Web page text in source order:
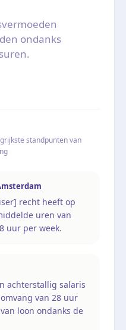
ondanks
standpunten van
recht heeft op
uren van
uur per week.
achterstallig salaris
van 28 uur
loon ondanks de